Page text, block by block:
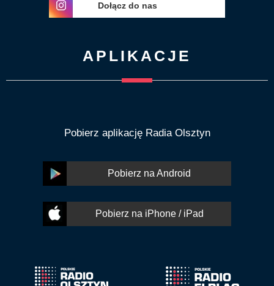
Dołącz do nas
APLIKACJE
Pobierz aplikację Radia Olsztyn
Pobierz na Android
Pobierz na iPhone / iPad